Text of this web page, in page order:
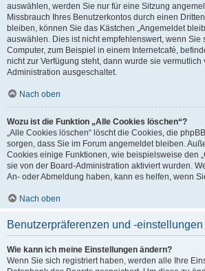
auswählen, werden Sie nur für eine Sitzung
Missbrauch Ihres Benutzerkontos durch einen
bleiben, können Sie das Kästchen „Angemeldet
auswählen. Dies ist nicht empfehlenswert, wenn Sie
Computer, zum Beispiel in einem Internetcafé,
nicht zur Verfügung steht, dann wurde sie vermutlich
Administration ausgeschaltet.
Nach oben
Wozu ist die Funktion „Alle Cookies löschen“?
„Alle Cookies löschen“ löscht die Cookies, die
sorgen, dass Sie im Forum angemeldet bleiben.
Cookies einige Funktionen, wie beispielsweise den
sie von der Board-Administration aktiviert wurden.
An- oder Abmeldung haben, kann es helfen, wenn
Nach oben
Benutzerpräferenzen und -einstellungen
Wie kann ich meine Einstellungen ändern?
Wenn Sie sich registriert haben, werden alle Ihre